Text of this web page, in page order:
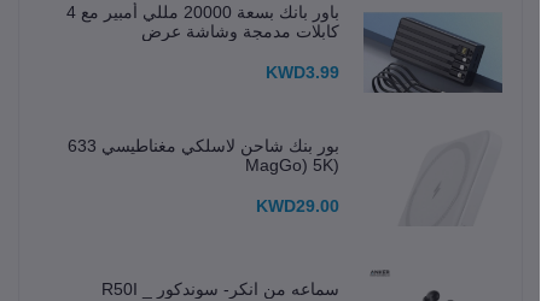
باور بانك بسعة 20000 مللي أمبير مع 4
كابلات مدمجة وشاشة عرض
KWD3.99
بور بنك شاحن لاسلكي مغناطيسي 633
(MagGo) 5K
KWD29.00
سماعه من انكر- سوندكور _ R50I